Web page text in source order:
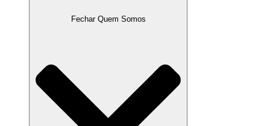
Fechar Quem Somos